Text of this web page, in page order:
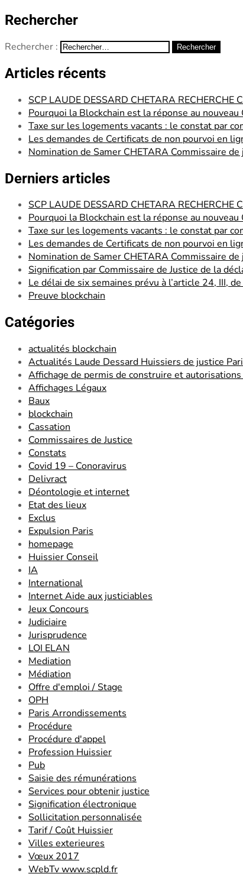
Rechercher
Rechercher :
Articles récents
SCP LAUDE DESSARD CHETARA RECHERCHE
Pourquoi la Blockchain est la réponse au nouveau
Taxe sur les logements vacants : le constat par
Les demandes de Certificats de non pourvoi en
Nomination de Samer CHETARA Commissaire de
Derniers articles
SCP LAUDE DESSARD CHETARA RECHERCHE
Pourquoi la Blockchain est la réponse au nouveau
Taxe sur les logements vacants : le constat par
Les demandes de Certificats de non pourvoi en
Nomination de Samer CHETARA Commissaire de
Signification par Commissaire de Justice de la
Le délai de six semaines prévu à l’article 24, III,
Preuve blockchain
Catégories
actualités blockchain
Actualités Laude Dessard Huissiers de justice
Affichage de permis de construire et
Affichages Légaux
Baux
blockchain
Cassation
Commissaires de Justice
Constats
Covid 19 – Conoravirus
Delivract
Déontologie et internet
Etat des lieux
Exclus
Expulsion Paris
homepage
Huissier Conseil
IA
International
Internet Aide aux justiciables
Jeux Concours
Judiciaire
Jurisprudence
LOI ELAN
Mediation
Médiation
Offre d'emploi / Stage
OPH
Paris Arrondissements
Procédure
Procédure d'appel
Profession Huissier
Pub
Saisie des rémunérations
Services pour obtenir justice
Signification électronique
Sollicitation personnalisée
Tarif / Coût Huissier
Villes exterieures
Vœux 2017
WebTv www.scpld.fr